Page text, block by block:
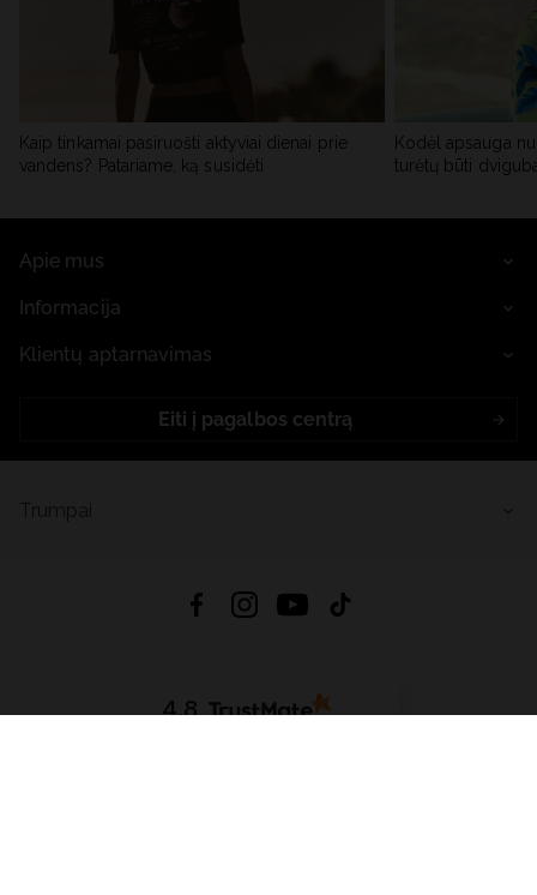
Kaip tinkamai pasiruošti aktyviai dienai prie
vandens? Patariame, ką susidėti
Kodėl apsauga
turėtų būti
Apie mus
Informacija
Klientų aptarnavimas
Eiti į pagalbos centrą
4.8